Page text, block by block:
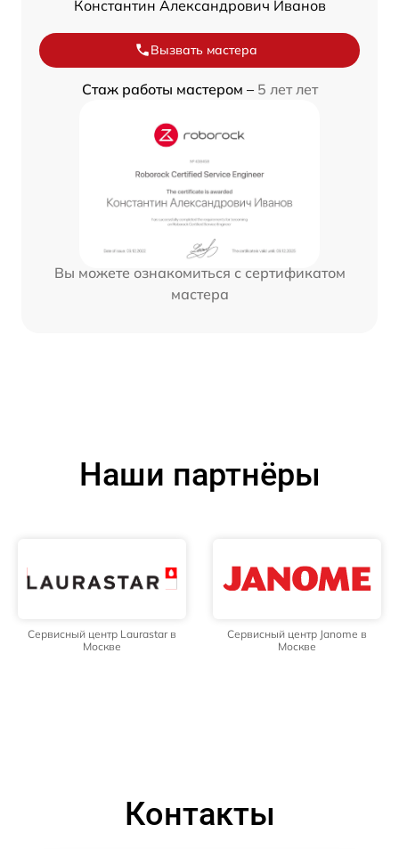
Константин Александрович Иванов
Вызвать мастера
Стаж работы мастером – 5 лет лет
Вы можете ознакомиться с сертификатом
мастера
Наши партнёры
Сервисный центр Laurastar в
Москве
Сервисный центр Janome в
Москве
Контакты